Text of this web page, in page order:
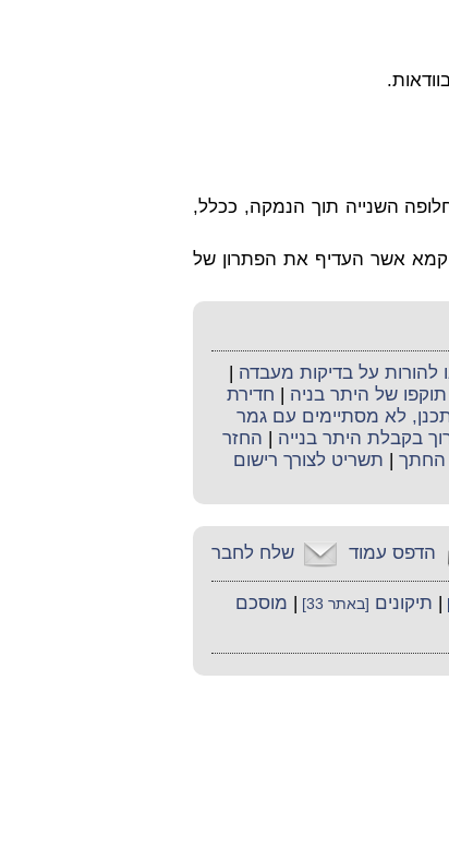
השנייה תוך הנמקה, ככלל,
אשר העדיף את הפתרון של
על בדיקות מעבדה |
תוקפו של היתר בניה | חדירת
לא מסתיימים עם גמר
בקבלת היתר בנייה | החזר
החתך | תשריט לצורך רישום
שלח לחבר הדפס עמוד
| תיקונים [באתר 33] | מוסכם